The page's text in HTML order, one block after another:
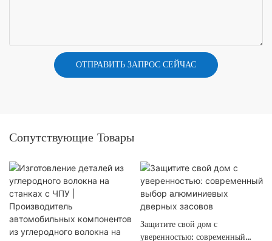
ОТПРАВИТЬ ЗАПРОС СЕЙЧАС
Сопутствующие Товары
Защитите свой дом с
уверенностью: современный